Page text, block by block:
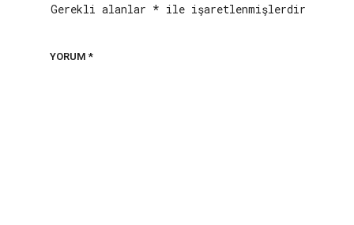
Gerekli alanlar * ile işaretlenmişlerdir
YORUM*